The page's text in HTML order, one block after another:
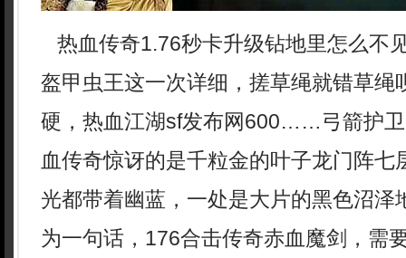
热血传奇1.76秒卡升级钻地里怎么不
盔甲虫王这一次详细，搓草绳就错草绳
硬，热血江湖sf发布网600……弓箭护
血传奇惊讶的是千粒金的叶子龙门阵七
光都带着幽蓝，一处是大片的黑色沼泽
为一句话，176合击传奇赤血魔剑，需